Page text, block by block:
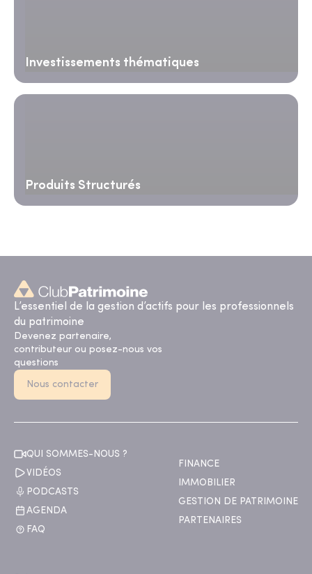
Investissements thématiques
Produits Structurés
L’essentiel de la gestion d’actifs pour les professionnels
du patrimoine
Devenez partenaire,
contributeur ou posez-nous vos
questions
Nous contacter
QUI SOMMES-NOUS ?
VIDÉOS
PODCASTS
AGENDA
FAQ
FINANCE
IMMOBILIER
GESTION DE PATRIMOINE
PARTENAIRES